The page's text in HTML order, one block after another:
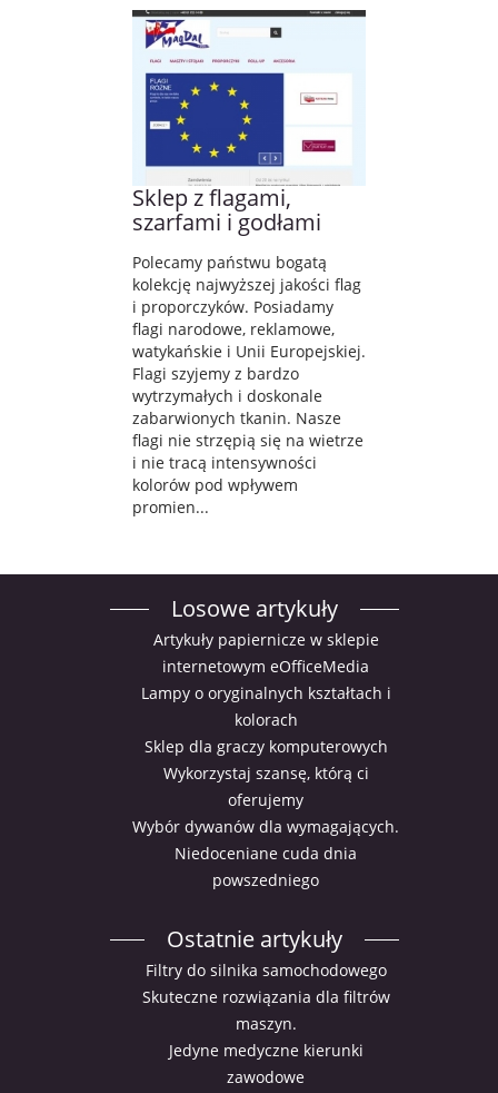
Sklep z flagami,
szarfami i godłami
Polecamy państwu bogatą
kolekcję najwyższej jakości flag
i proporczyków. Posiadamy
flagi narodowe, reklamowe,
watykańskie i Unii Europejskiej.
Flagi szyjemy z bardzo
wytrzymałych i doskonale
zabarwionych tkanin. Nasze
flagi nie strzępią się na wietrze
i nie tracą intensywności
kolorów pod wpływem
promien...
Losowe artykuły
Artykuły papiernicze w sklepie
internetowym eOfficeMedia
Lampy o oryginalnych kształtach i
kolorach
Sklep dla graczy komputerowych
Wykorzystaj szansę, którą ci
oferujemy
Wybór dywanów dla wymagających.
Niedoceniane cuda dnia
powszedniego
Ostatnie artykuły
Filtry do silnika samochodowego
Skuteczne rozwiązania dla filtrów
maszyn.
Jedyne medyczne kierunki
zawodowe